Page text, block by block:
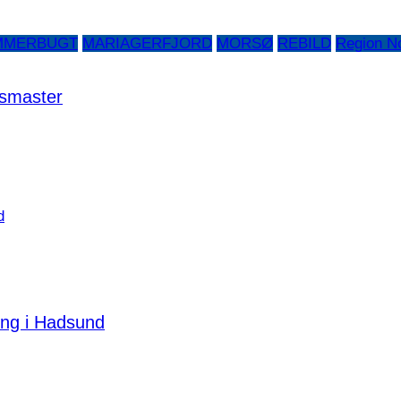
MARIAGERFJORD MORSØ REBILD Region
i Hadsund